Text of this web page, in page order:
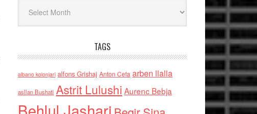
TAGS
albano kolonjari alfons Grishaj Anton Cefa arben llalla
asllan Bushati Astrit Lulushi Aurenc Bebja